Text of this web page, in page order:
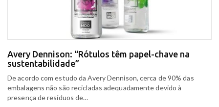
Avery Dennison: “Rótulos têm papel-chave na
sustentabilidade”
De acordo com estudo da Avery Dennison, cerca de 90% das
embalagens não são recicladas adequadamente devido à
presença de resíduos de...